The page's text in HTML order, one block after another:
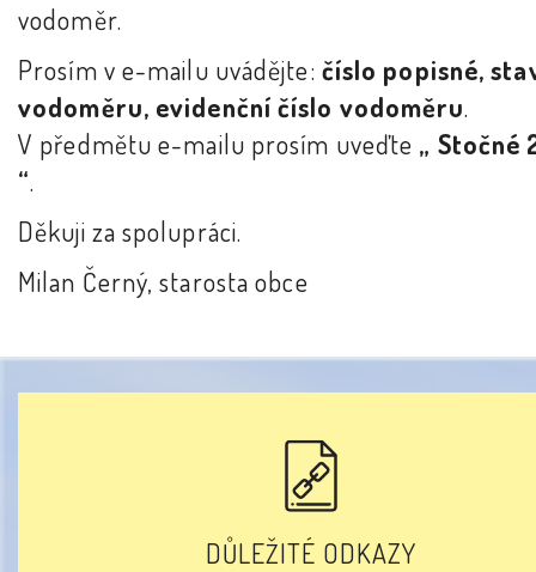
vodoměr.
Prosím v e-mailu uvádějte: číslo popisné,
vodoměru, evidenční číslo vodoměru.
V předmětu e-mailu prosím uveďte „ Stočné
“.
Děkuji za spolupráci.
Milan Černý, starosta obce
DŮLEŽITÉ ODKAZY